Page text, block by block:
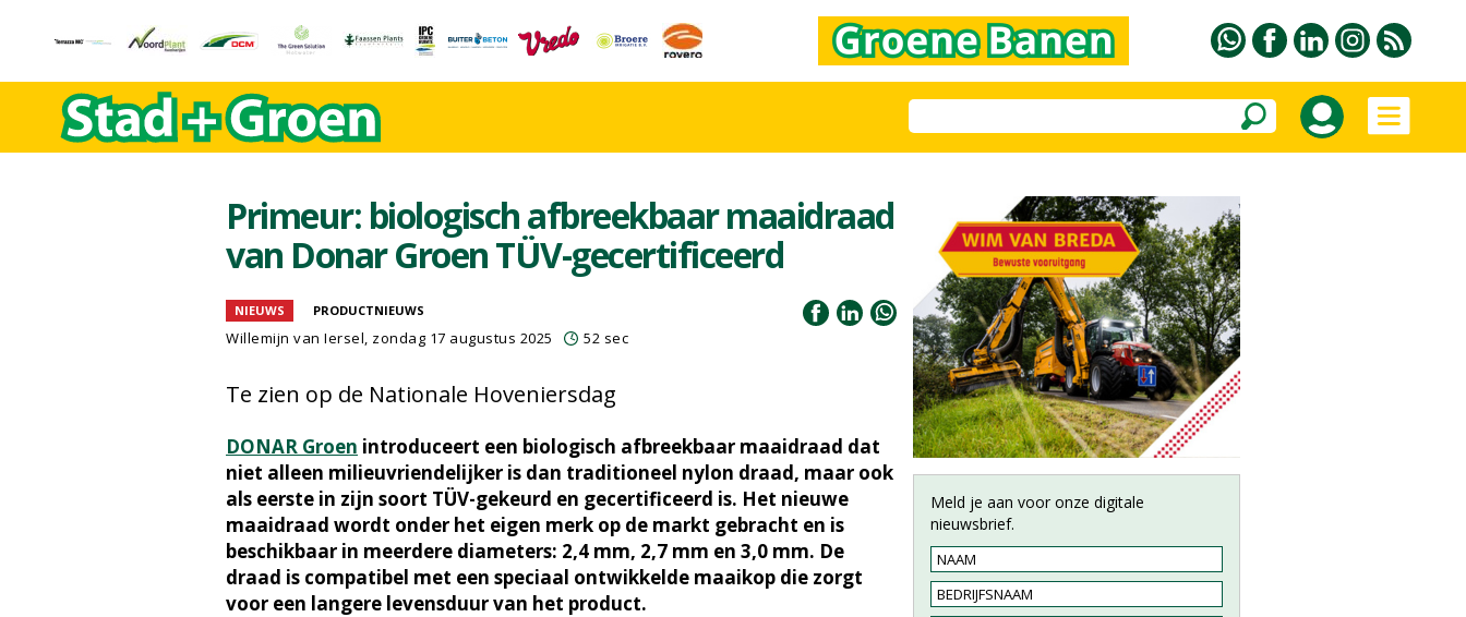
Primeur: biologisch afbreekbaar maaidraad
van Donar Groen TÜV-gecertificeerd
NIEUWS PRODUCTNIEUWS
Willemijn van Iersel, zondag 17 augustus 2025 52 sec
Te zien op de Nationale Hoveniersdag
DONAR Groen introduceert een biologisch afbreekbaar maaidraad dat
niet alleen milieuvriendelijker is dan traditioneel nylon draad, maar ook
als eerste in zijn soort TÜV-gekeurd en gecertificeerd is. Het nieuwe
maaidraad wordt onder het eigen merk op de markt gebracht en is
beschikbaar in meerdere diameters: 2,4 mm, 2,7 mm en 3,0 mm. De
draad is compatibel met een speciaal ontwikkelde maaikop die zorgt
voor een langere levensduur van het product.
Meld je aan voor onze digitale
nieuwsbrief.